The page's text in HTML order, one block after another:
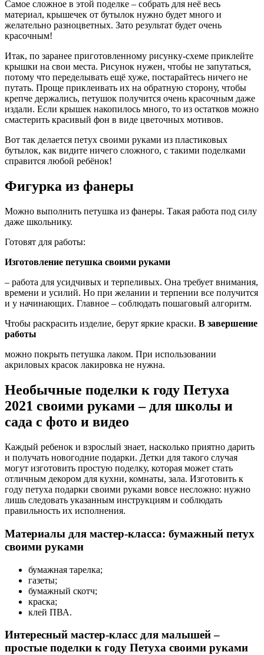
Самое сложное в этой поделке – собрать для неё весь
материал, крышечек от бутылок нужно будет много и
желательно разноцветных. Зато результат будет очень
красочным!
Итак, по заранее приготовленному рисунку-схеме приклейте
крышки на свои места. Рисунок нужен, чтобы не запутаться,
потому что переделывать ещё хуже, постарайтесь ничего не
путать. Проще приклеивать их на обратную сторону, чтобы
крепче держались, петушок получится очень красочным даже
издали. Если крышек накопилось много, то из остатков можно
смастерить красивый фон в виде цветочных мотивов.
Вот так делается петух своими руками из пластиковых
бутылок, как видите ничего сложного, с такими поделками
справится любой ребёнок!
Фигурка из фанеры
Можно выполнить петушка из фанеры. Такая работа под силу
даже школьнику.
Готовят для работы:
Изготовление петушка своими руками
– работа для усидчивых и терпеливых. Она требует внимания,
времени и усилий. Но при желании и терпении все получится
и у начинающих. Главное – соблюдать пошаговый алгоритм.
Чтобы раскрасить изделие, берут яркие краски. В завершение
работы
можно покрыть петушка лаком. При использовании
акриловых красок лакировка не нужна.
Необычные поделки к году Петуха
2021 своими руками – для школы и
сада с фото и видео
Каждый ребенок и взрослый знает, насколько приятно дарить
и получать новогодние подарки. Детки для такого случая
могут изготовить простую поделку, которая может стать
отличным декором для кухни, комнаты, зала. Изготовить к
году петуха подарки своими руками вовсе несложно: нужно
лишь следовать указанным инструкциям и соблюдать
правильность их исполнения.
Материалы для мастер-класса: бумажный петух
своими руками
бумажная тарелка;
газеты;
бумажный скотч;
краска;
клей ПВА.
Интересный мастер-класс для малышей –
простые поделки к году Петуха своими руками